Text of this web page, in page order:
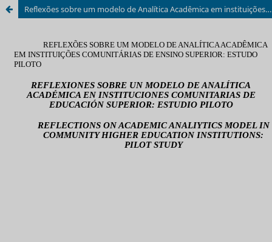
Reflexões sobre um modelo de Analítica Acadêmica em instituições comunitárias de ensino superior: estudo piloto